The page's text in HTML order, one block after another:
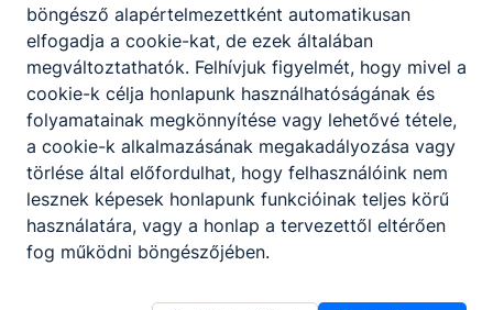
Tanévzárás a Krúdyban
Eredmények, elismerések, közös sikerek –
tanévzáró 2025/2026
böngésző alapértelmezettként automatikusan
elfogadja a cookie-kat, de ezek általában
megváltoztathatók. Felhívjuk figyelmét, hogy mivel a
cookie-k célja honlapunk használhatóságának és
folyamatainak megkönnyítése vagy lehetővé tétele,
a cookie-k alkalmazásának megakadályozása vagy
törlése által előfordulhat, hogy felhasználóink nem
lesznek képesek honlapunk funkcióinak teljes körű
használatára, vagy a honlap a tervezettől eltérően
fog működni böngészőjében.